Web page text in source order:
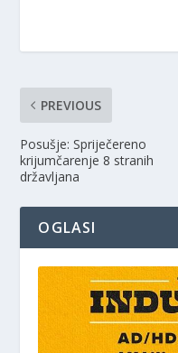
PREVIOUS
Posušje: Spriječereno
krijumčarenje 8 stranih
državljana
OGLASI